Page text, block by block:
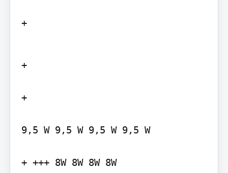
+
+
+
9,5 W 9,5 W 9,5 W 9,5 W
+ +++ 8W 8W 8W 8W